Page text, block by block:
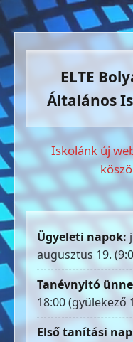
ELTE
Általános
Iskolánk új
Ügyeleti napok:
augusztus 19.
Tanévnyitó
18:00 (gyülekező
Első tanítási